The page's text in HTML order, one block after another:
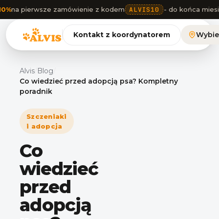
na pierwsze zamówienie z kodem ALVIS10 - do końca
Kontakt z koordynatorem
Alvis Blog
Co wiedzieć przed adopcją psa? Kompletny
poradnik
Szczeniaki
i adopcja
Co
wiedzieć
przed
adopcją